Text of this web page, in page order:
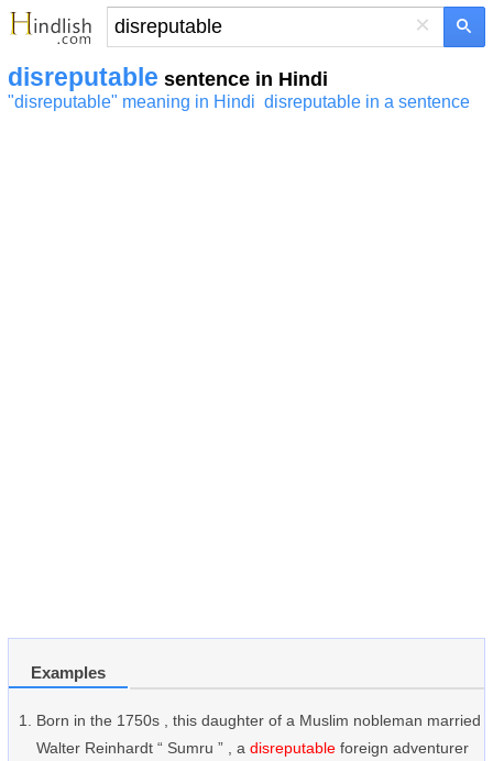
×
disreputable sentence in Hindi
"disreputable" meaning in Hindi disreputable in a sentence
Examples
Born in the 1750s , this daughter of a Muslim nobleman married
Walter Reinhardt “ Sumru ” , a disreputable foreign adventurer